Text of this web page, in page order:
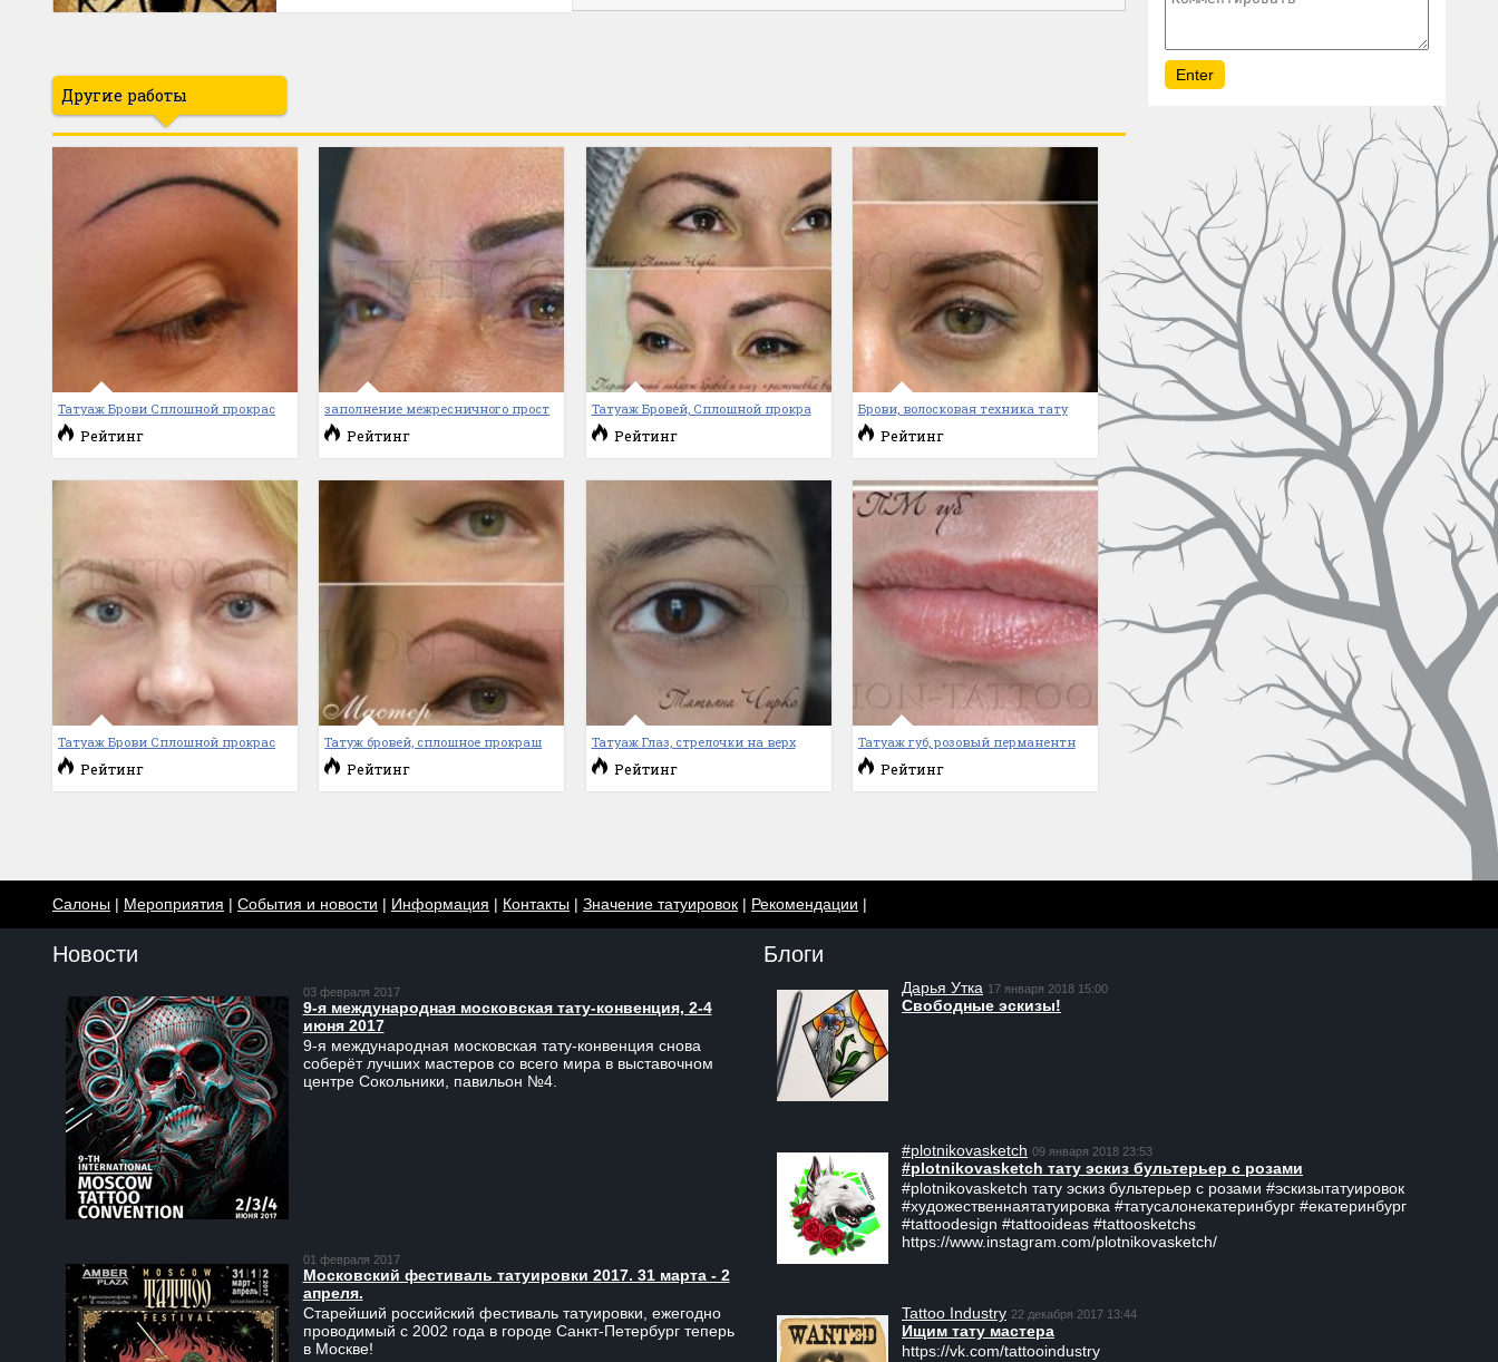
Другие работы
Татуаж Брови Сплошной прокрас
Рейтинг
заполнение межресничного прост
Рейтинг
Татуаж Бровей, Сплошной прокра
Рейтинг
Брови, волосковая техника тату
Рейтинг
Татуаж Брови Сплошной прокрас
Рейтинг
Татуж бровей, сплошное прокраш
Рейтинг
Татуаж Глаз, стрелочки на верх
Рейтинг
Татуаж губ, розовый перманентн
Рейтинг
Салоны | Мероприятия | События и новости | Информация | Контакты | Значение татуировок | Рекомендации |
Новости
03 февраля 2017
9-я международная московская тату-конвенция, 2-4
июня 2017
9-я международная московская тату-конвенция снова
соберёт лучших мастеров со всего мира в выставочном
центре Сокольники, павильон №4.
01 февраля 2017
Московский фестиваль татуировки 2017. 31 марта - 2
апреля.
Старейший российский фестиваль татуировки, ежегодно
проводимый с 2002 года в городе Санкт-Петербург теперь
в Москве!
Блоги
Дарья Утка 17 января 2018 15:00
Свободные эскизы!
#plotnikovasketch 09 января 2018 23:53
#plotnikovasketch тату эскиз бультерьер с розами
#plotnikovasketch тату эскиз бультерьер с розами #эскизытатуировок
#художественнаятатуировка #татусалонекатеринбург #екатеринбург
#tattoodesign #tattooideas #tattoosketchs
https://www.instagram.com/plotnikovasketch/
Tattoo Industry 22 декабря 2017 13:44
Ищим тату мастера
https://vk.com/tattooindustry